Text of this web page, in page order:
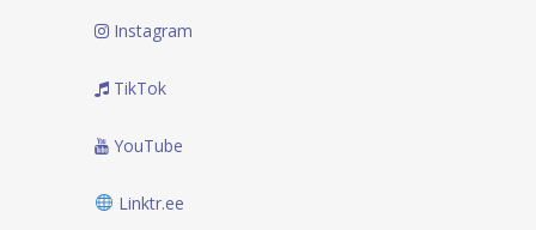
Instagram
TikTok
YouTube
Linktr.ee